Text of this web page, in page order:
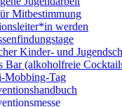
Mitbestimmung
werden
Kinder- und
Bar (alkoholfreie
Mobbing-Tag